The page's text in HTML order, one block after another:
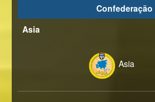
Asia
Asia